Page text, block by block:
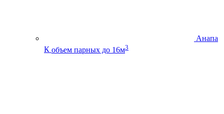
Анапа
К объем парных до 16м3